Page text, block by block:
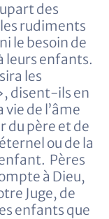
des
rudiments
le besoin de
leurs enfants.
les
disent-ils en
de l’âme
du père et de
ou de la
Pères
à Dieu,
Juge, de
enfants que